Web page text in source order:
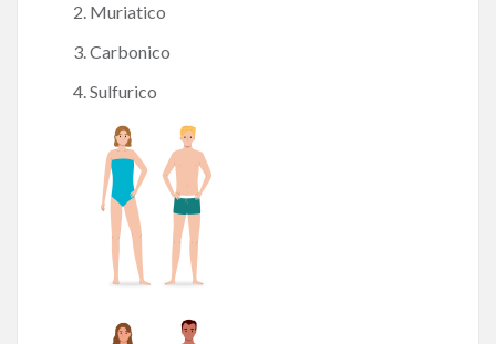
2. Muriatico
3. Carbonico
4. Sulfurico